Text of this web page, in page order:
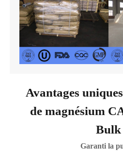
Avantages
de magnésium
Bulk
Garanti la